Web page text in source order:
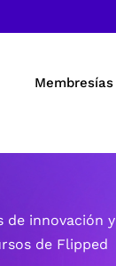
Membresías
de innovación y
de Flipped